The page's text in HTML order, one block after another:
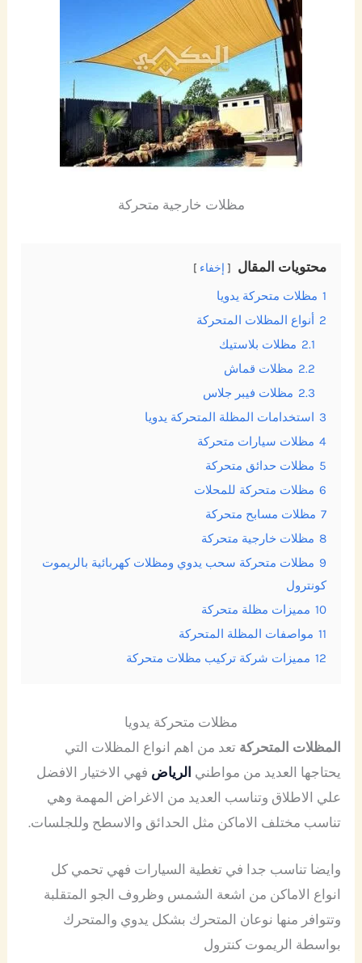
مظلات خارجية متحركة
محتويات المقال إخفاء
1 مظلات متحركة يدويا
2 أنواع المظلات المتحركة
2.1 مظلات بلاستيك
2.2 مظلات قماش
2.3 مظلات فيبر جلاس
3 استخدامات المظلة المتحركة يدويا
4 مظلات سيارات متحركة
5 مظلات حدائق متحركة
6 مظلات متحركة للمحلات
7 مظلات مسابح متحركة
8 مظلات خارجية متحركة
9 مظلات متحركة سحب يدوي ومظلات كهربائية بالريموت
كونترول
10 مميزات مظلة متحركة
11 مواصفات المظلة المتحركة
12 مميزات شركة تركيب مظلات متحركة
مظلات متحركة يدويا
المظلات المتحركة تعد من اهم انواع المظلات التي
يحتاجها العديد من مواطني الرياض فهي الاختيار الافضل
علي الاطلاق وتناسب العديد من الاغراض المهمة وهي
تناسب مختلف الاماكن مثل الحدائق والاسطح وللجلسات.
وايضا تناسب جدا في تغطية السيارات فهي تحمي كل
انواع الاماكن من اشعة الشمس وظروف الجو المتقلبة
وتتوافر منها نوعان المتحرك بشكل يدوي والمتحرك
بواسطة الريموت كنترول